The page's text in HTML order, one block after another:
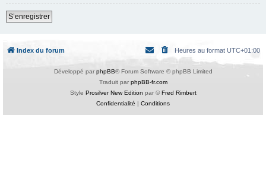
S’enregistrer
Index du forum Heures au format UTC+01:00
Développé par phpBB® Forum Software © phpBB Limited
Traduit par phpBB-fr.com
Style Prosilver New Edition par ©Fred Rimbert
Confidentialité | Conditions